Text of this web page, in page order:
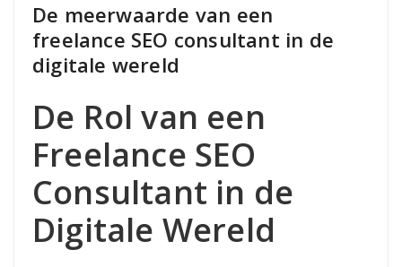
De meerwaarde van een
freelance SEO consultant in de
digitale wereld
De Rol van een
Freelance SEO
Consultant in de
Digitale Wereld